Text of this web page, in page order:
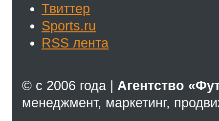
Твиттер
Sports.ru
RSS лента
© с 2006 года | Агентство
менеджмент, маркетинг,